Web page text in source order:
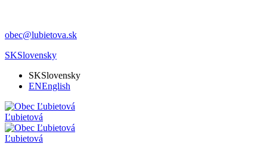
obec@lubietova.sk
SKSlovensky
SKSlovensky
ENEnglish
Ľubietová
Ľubietová